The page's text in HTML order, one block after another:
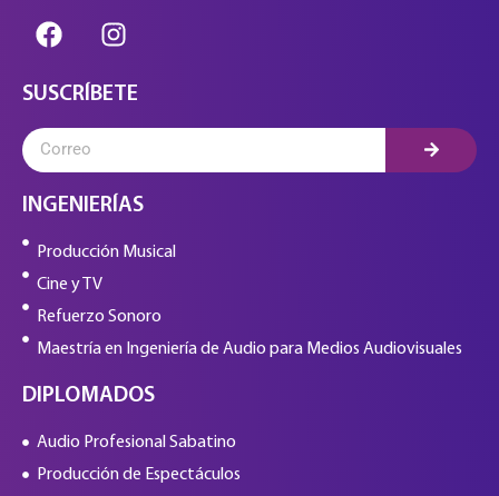
SUSCRÍBETE
INGENIERÍAS
Producción Musical
Cine y TV
Refuerzo Sonoro
Maestría en Ingeniería de Audio para Medios Audiovisuales
DIPLOMADOS
Audio Profesional Sabatino
Producción de Espectáculos